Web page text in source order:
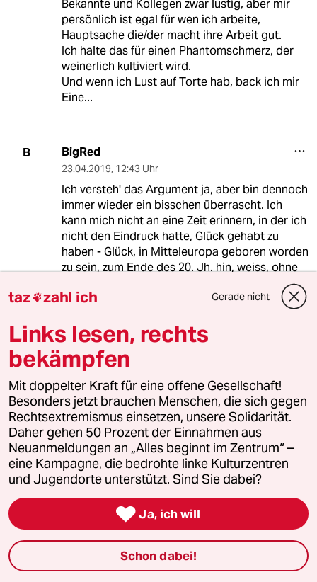
Bekannte und Kollegen zwar lustig, aber mir
persönlich ist egal für wen ich arbeite,
Hauptsache die/der macht ihre Arbeit gut.
Ich halte das für einen Phantomschmerz, der
weinerlich kultiviert wird.
Und wenn ich Lust auf Torte hab, back ich mir
Eine...
B BigRed
23.04.2019, 12:43 Uhr
Ich versteh' das Argument ja, aber bin dennoch
immer wieder ein bisschen überrascht. Ich
kann mich nicht an eine Zeit erinnern, in der ich
nicht den Eindruck hatte, Glück gehabt zu
haben - Glück, in Mitteleuropa geboren worden
zu sein, zum Ende des 20. Jh. hin, weiss, ohne
Für dieses Glück bin ich dankbar, aber das ist
orthogonal zur Leistung die ich bringe (oder
nicht), die wiederum wenig damit zu tun hat, ob
das, was ich *kriege*, das ist, was ich
*verdiene* (Spoiler: ist es nicht).
aujau
23.04.2019 ,12:05 Uhr
Wenn denn Männer sich mal fragen, ob das,
was sie sich verdient haben, wirklich das ist,
was sie wirklich brauchen, gäbe es weniger
SUVs, 60- Stunden- Wochen und hässlich
grinsende " mein Haus - mein Boot
Werbegesichter und mehr arbeitslose
Inkassobeauftragte.
taz zahl ich Gerade nicht
Links lesen, rechts
bekämpfen
Mit doppelter Kraft für eine offene Gesellschaft!
Besonders jetzt brauchen Menschen, die sich gegen
Rechtsextremismus einsetzen, unsere Solidarität.
Daher gehen 50 Prozent der Einnahmen aus
Neuanmeldungen an „Alles beginnt im Zentrum“ –
eine Kampagne, die bedrohte linke Kulturzentren
und Jugendorte unterstützt. Sind Sie dabei?
 Ja, ich will
Schon dabei!